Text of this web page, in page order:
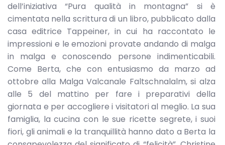
dell’iniziativa “Pura qualità in montagna” si è
cimentata nella scrittura di un libro, pubblicato dalla
casa editrice Tappeiner, in cui ha raccontato le
impressioni e le emozioni provate andando di malga
in malga e conoscendo persone indimenticabili.
Come Berta, che con entusiasmo da marzo ad
ottobre alla Malga Valcanale Faltschnalalm, si alza
alle 5 del mattino per fare i preparativi della
giornata e per accogliere i visitatori al meglio. La sua
famiglia, la cucina con le sue ricette segrete, i suoi
fiori, gli animali e la tranquillità hanno dato a Berta la